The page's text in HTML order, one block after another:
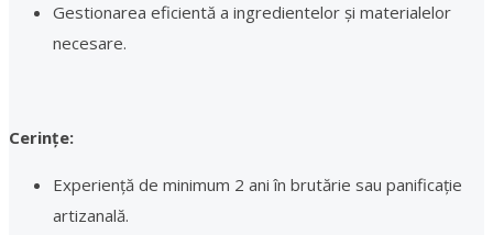
Gestionarea eficientă a ingredientelor și materialelor
necesare.
Cerințe:
Experiență de minimum 2 ani în brutărie sau panificație
artizanală.